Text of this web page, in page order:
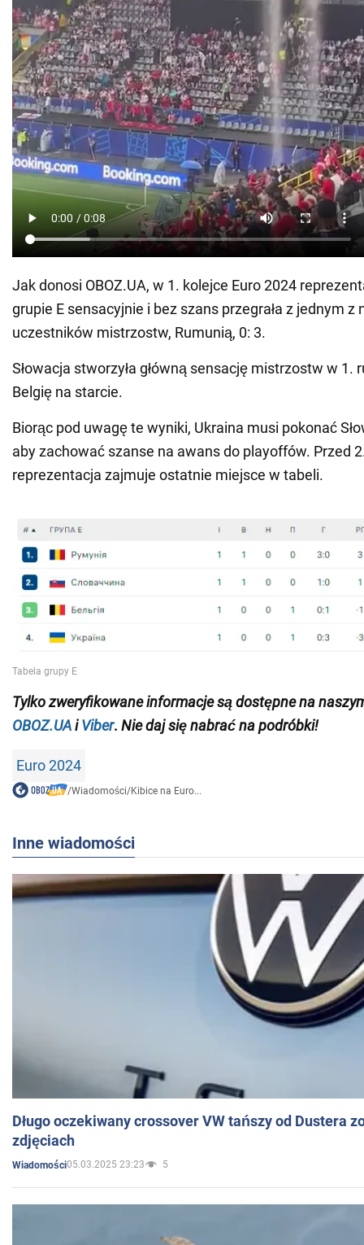
Jak donosi OBOZ.UA, w 1. kolejce Euro 2024
grupie E sensacyjnie i bez szans przegrała z jednym z
uczestników mistrzostw, Rumunią, 0: 3.
Słowacja stworzyła główną sensację mistrzostw w 1.
Belgię na starcie.
Biorąc pod uwagę te wyniki, Ukraina musi pokonać
aby zachować szanse na awans do playoffów. Przed
reprezentacja zajmuje ostatnie miejsce w tabeli.
Tylkozweryfikowane informacje są dostępne na
OBOZ.UAiViber. Nie daj się nabrać na podróbki!
Euro 2024
/Wiadomości/Kibice na Euro...
Inne wiadomości
Długo oczekiwany crossover VW tańszy od Dustera
zdjęciach
Wiadomości05.03.2025 23:23 5